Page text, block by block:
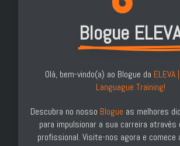
Blogue
Olá, bem-vindo(a) ao Blogue da
Languague Training!
Descubra no nosso Blogue as melhores
para impulsionar a sua carreira através
profissional. Visite-nos agora e comece